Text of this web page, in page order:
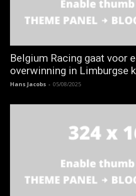
Belgium Racing gaat voor
overwinning in Limburgse
Hans Jacobs - 05/08/2025